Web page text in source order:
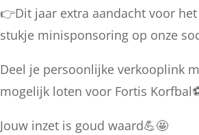
👉Dit jaar extra aandacht voor
stukje minisponsoring op onze
Deel je persoonlijke verkooplink
mogelijk loten voor Fortis
Jouw inzet is goud waard💪🤩